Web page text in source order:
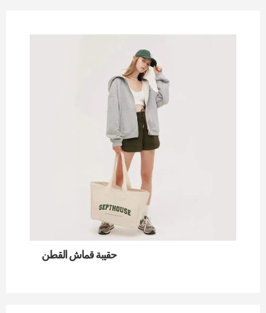
حقيبة قماش القطن